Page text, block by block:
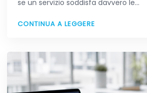
se un servizio soddisfa davvero le…
CONTINUA A LEGGERE